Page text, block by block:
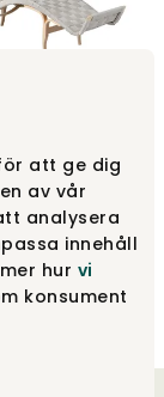
att ge dig
av vår
analysera
innehåll
hur vi
konsument
24 985 kr